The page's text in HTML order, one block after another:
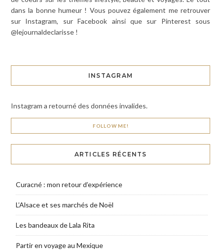
dans la bonne humeur ! Vous pouvez également me retrouver
sur Instagram, sur Facebook ainsi que sur Pinterest sous
@lejournaldeclarisse !
INSTAGRAM
Instagram a retourné des données invalides.
FOLLOW ME!
ARTICLES RÉCENTS
Curacné : mon retour d’expérience
L’Alsace et ses marchés de Noël
Les bandeaux de Lala Rita
Partir en voyage au Mexique